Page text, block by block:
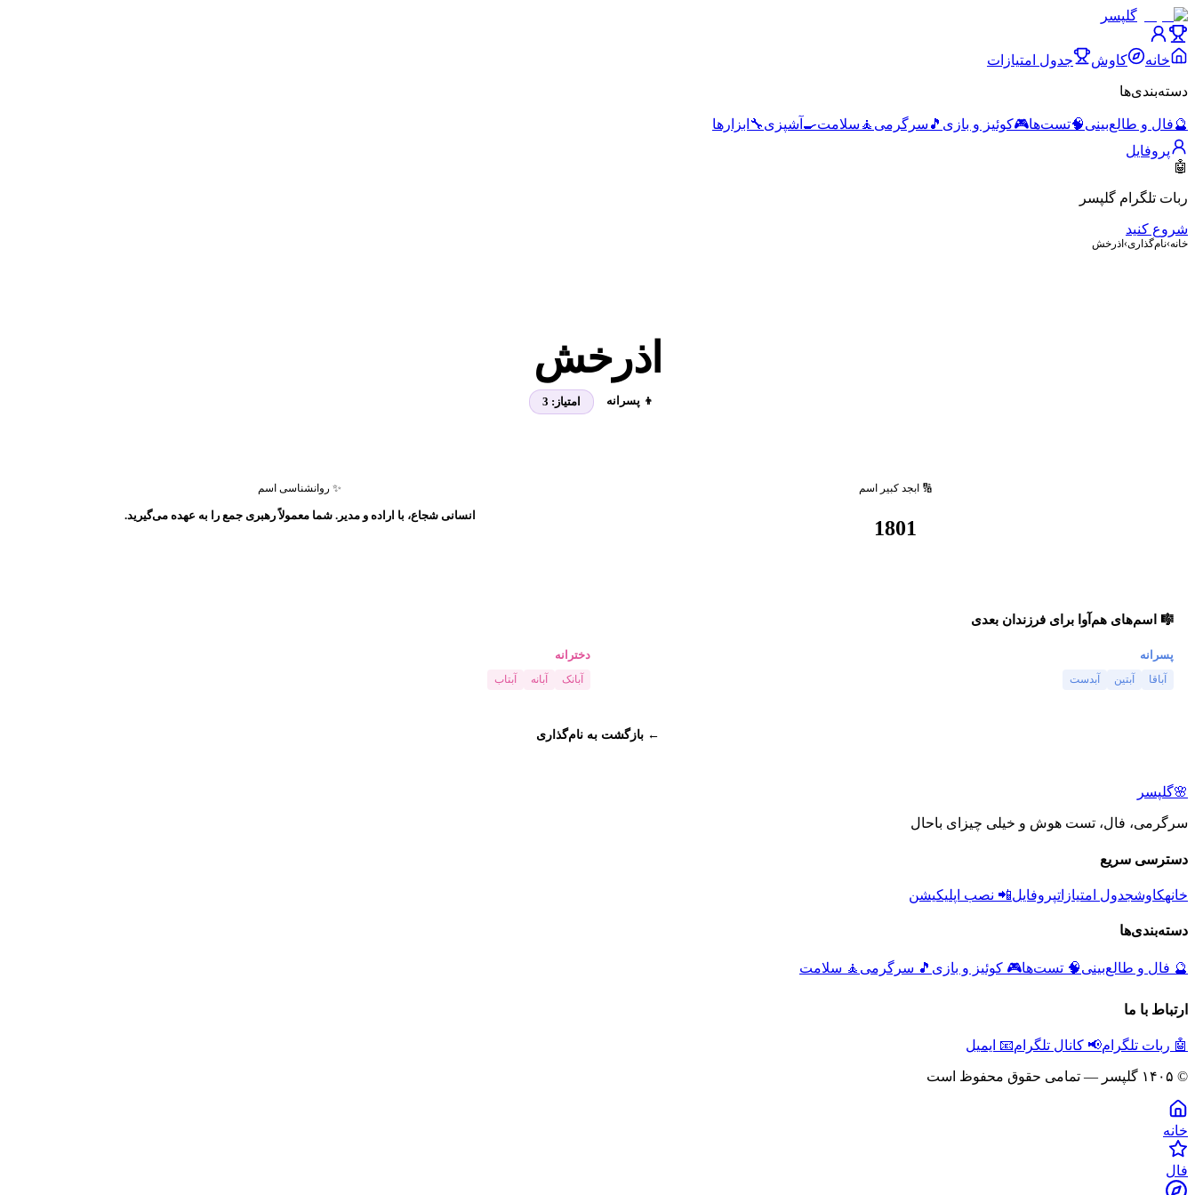
گلپسر
خانه کاوش جدول امتیازات
دسته‌بندی‌ها
🔮فال و طالع‌بینی🧠تست‌ها🎮کوئیز و بازی 🎵 سرگرمی 🧘 سلامت🍳 آشپزی🔧 ابزارها
پروفایل
🤖
ربات تلگرام گلپسر
شروع کنید
خانه›نام‌گذاری› اذرخش
اذرخش
👦 پسرانه امتیاز: 3
🔢 ابجد کبیر اسم
1801
✨ روانشناسی اسم
انسانی شجاع، با اراده و مدیر. شما معمولاً رهبری جمع را به عهده می‌گیرید.
🎼 اسم‌های هم‌آوا برای فرزندان بعدی
پسرانه
آباقا آبتین آبدست
دخترانه
آبانک آبانه آبتاب
← بازگشت به نام‌گذاری
🌸گلپسر
سرگرمی، فال، تست هوش و خیلی چیزای باحال
دسترسی سریع
خانهکاوشجدول امتیازاتپروفایل📲 نصب اپلیکیشن
دسته‌بندی‌ها
🔮 فال و طالع‌بینی🧠 تست‌ها🎮 کوئیز و بازی 🎵 سرگرمی 🧘 سلامت
ارتباط با ما
🤖 ربات تلگرام📢 کانال تلگرام📧 ایمیل
© ۱۴۰۵ گلپسر — تمامی حقوق محفوظ است
خانه
فال